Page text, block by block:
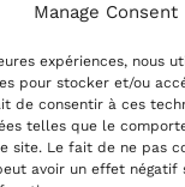
Manage Consent
expériences, nous
pour stocker et/ou
de consentir à ces
telles que le
site. Le fait de ne pas
avoir un effet négatif
de